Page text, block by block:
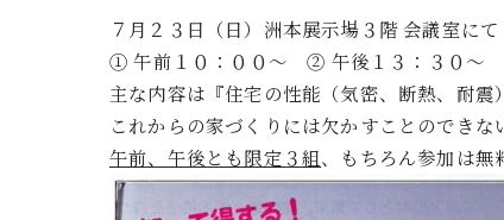
７月２３日（日）洲本展示場３階 会議室に
① 午前１０：００～ ② 午後１３：３０～
主な内容は『住宅の性能（気密、断熱、耐震
これからの家づくりには欠かすことのできな
午前、午後とも限定３組、もちろん参加は無